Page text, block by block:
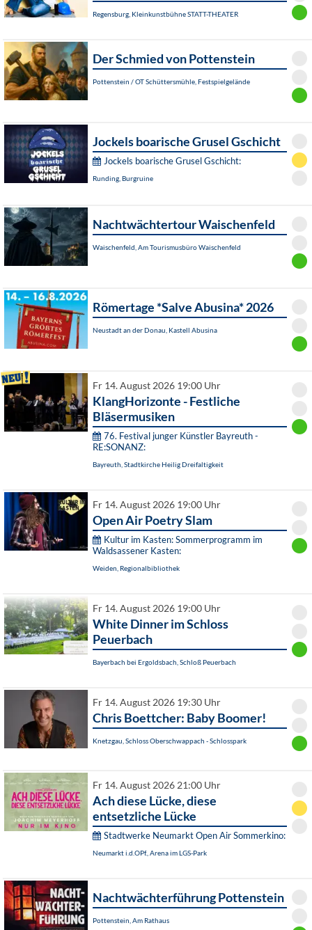
Regensburg, Kleinkunstbühne STATT-THEATER
Der Schmied von Pottenstein
Pottenstein / OT Schüttersmühle, Festspielgelände
Jockels boarische Grusel Gschicht
Jockels boarische Grusel Gschicht:
Runding, Burgruine
Nachtwächtertour Waischenfeld
Waischenfeld, Am Tourismusbüro Waischenfeld
Römertage *Salve Abusina* 2026
Neustadt an der Donau, Kastell Abusina
Fr 14. August 2026 19:00 Uhr
KlangHorizonte - Festliche
Bläsermusiken
76. Festival junger Künstler Bayreuth -
RE:SONANZ:
Bayreuth, Stadtkirche Heilig Dreifaltigkeit
Fr 14. August 2026 19:00 Uhr
Open Air Poetry Slam
Kultur im Kasten: Sommerprogramm im
Waldsassener Kasten:
Weiden, Regionalbibliothek
Fr 14. August 2026 19:00 Uhr
White Dinner im Schloss
Peuerbach
Bayerbach bei Ergoldsbach, Schloß Peuerbach
Fr 14. August 2026 19:30 Uhr
Chris Boettcher: Baby Boomer!
Knetzgau, Schloss Oberschwappach - Schlosspark
Fr 14. August 2026 21:00 Uhr
Ach diese Lücke, diese
entsetzliche Lücke
Stadtwerke Neumarkt Open Air Sommerkino:
Neumarkt i.d.OPf., Arena im LGS-Park
Nachtwächterführung Pottenstein
Pottenstein, Am Rathaus